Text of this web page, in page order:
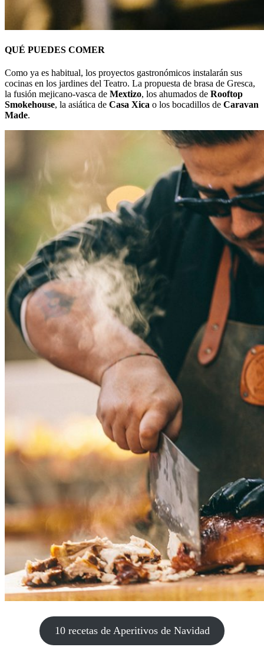
QUÉ PUEDES COMER
Como ya es habitual, los proyectos gastronómicos instalarán sus
cocinas en los jardines del Teatro. La propuesta de brasa de Gresca,
la fusión mejicano-vasca de Mextizo, los ahumados de Rooftop
Smokehouse, la asiática de Casa Xica o los bocadillos de Caravan
Made.
10 recetas de Aperitivos de Navidad